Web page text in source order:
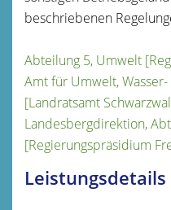
beschriebenen
Abteilung 5, Umwelt
Amt für Umwelt,
[Landratsamt
Landesbergdirektion,
[Regierungspräsidium
Leistungsdetails